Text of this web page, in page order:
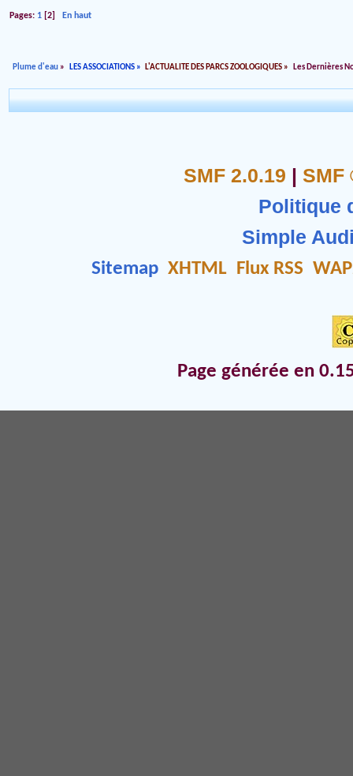
Pages: 1 [2]En haut
Plume d'eau » LES ASSOCIATIONS» L'ACTUALITE DES PARCS ZOOLOGIQUES » Les Dernières
SMF 2.0.19 | SMF
Politique
Simple
Sitemap XHTML Flux RSS
Page générée en